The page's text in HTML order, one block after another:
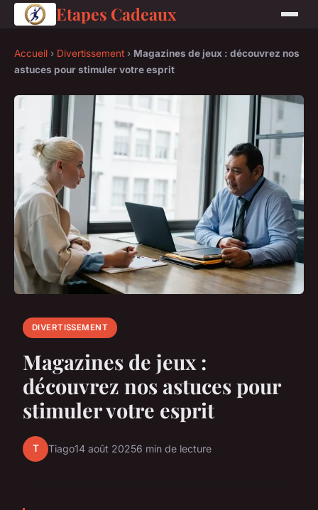
Etapes Cadeaux
Accueil › Divertissement › Magazines de jeux : découvrez nos
astuces pour stimuler votre esprit
DIVERTISSEMENT
Magazines de jeux :
découvrez nos astuces pour
stimuler votre esprit
T Tiago14 août 20256 min de lecture